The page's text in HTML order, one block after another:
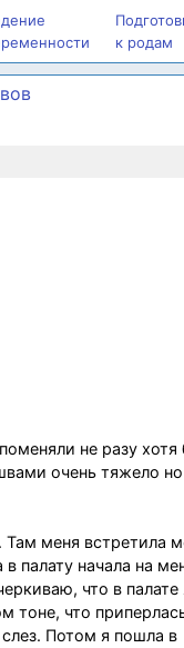
к родам
не разу хотя
очень тяжело
меня встретила
палату начала на
что в
тоне, что
Потом я пошла в